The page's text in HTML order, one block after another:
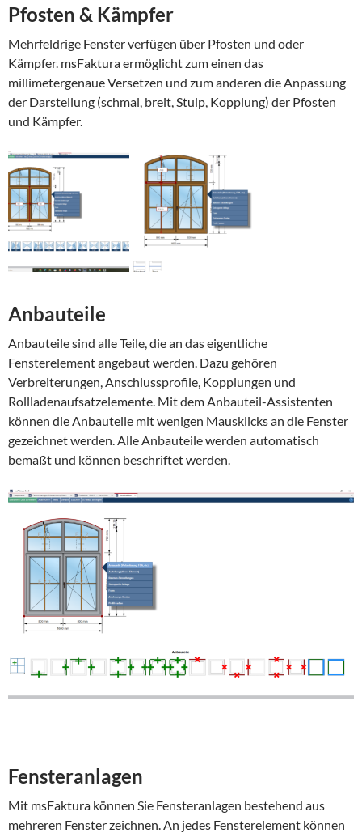
Pfosten & Kämpfer
Mehrfeldrige Fenster verfügen über Pfosten und oder
Kämpfer. msFaktura ermöglicht zum einen das
millimetergenaue Versetzen und zum anderen die Anpassung
der Darstellung (schmal, breit, Stulp, Kopplung) der Pfosten
und Kämpfer.
Anbauteile
Anbauteile sind alle Teile, die an das eigentliche
Fensterelement angebaut werden. Dazu gehören
Verbreiterungen, Anschlussprofile, Kopplungen und
Rollladenaufsatzelemente. Mit dem Anbauteil-Assistenten
können die Anbauteile mit wenigen Mausklicks an die Fenster
gezeichnet werden. Alle Anbauteile werden automatisch
bemaßt und können beschriftet werden.
Fensteranlagen
Mit msFaktura können Sie Fensteranlagen bestehend aus
mehreren Fenster zeichnen. An jedes Fensterelement können